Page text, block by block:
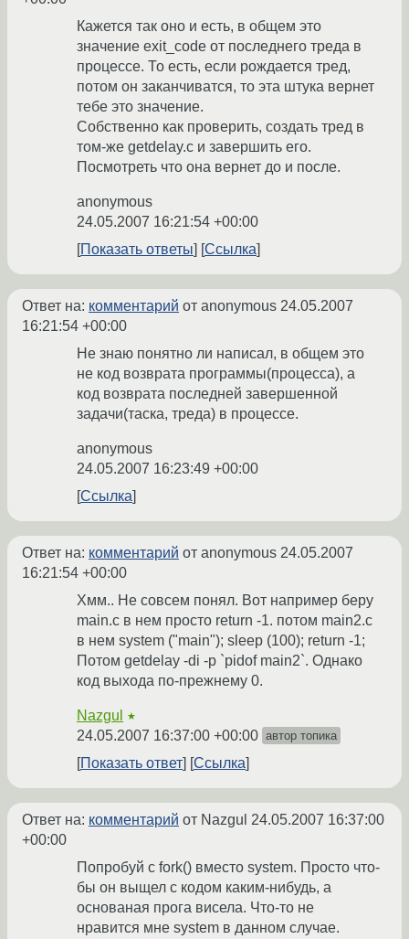
Кажется так оно и есть, в общем это
значение exit_code от последнего треда в
процессе. То есть, если рождается тред,
потом он заканчиватся, то эта штука вернет
тебе это значение.
Собственно как проверить, создать тред в
том-же getdelay.c и завершить его.
Посмотреть что она вернет до и после.
anonymous
24.05.2007 16:21:54 +00:00
Показать ответы
Ссылка
Ответ на: комментарий от anonymous 24.05.2007
16:21:54 +00:00
Не знаю понятно ли написал, в общем это
не код возврата программы(процесса), а
код возврата последней завершенной
задачи(таска, треда) в процессе.
anonymous
24.05.2007 16:23:49 +00:00
Ссылка
Ответ на: комментарий от anonymous 24.05.2007
16:21:54 +00:00
Хмм.. Не совсем понял. Вот например беру
main.c в нем просто return -1. потом main2.c
в нем system ("main"); sleep (100); return -1;
Потом getdelay -di -p `pidof main2`. Однако
код выхода по-прежнему 0.
Nazgul ★
24.05.2007 16:37:00 +00:00 автор топика
Показать ответ Ссылка
Ответ на: комментарий от Nazgul 24.05.2007 16:37:00
+00:00
Попробуй с fork() вместо system. Просто что-
бы он выщел с кодом каким-нибудь, а
основаная прога висела. Что-то не
нравится мне system в данном случае.